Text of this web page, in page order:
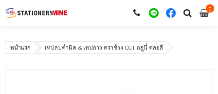
00
หน้าแรก เทปลบคำผิด & เทปกาว ตราช้าง CGT กลูนี่ คละสี